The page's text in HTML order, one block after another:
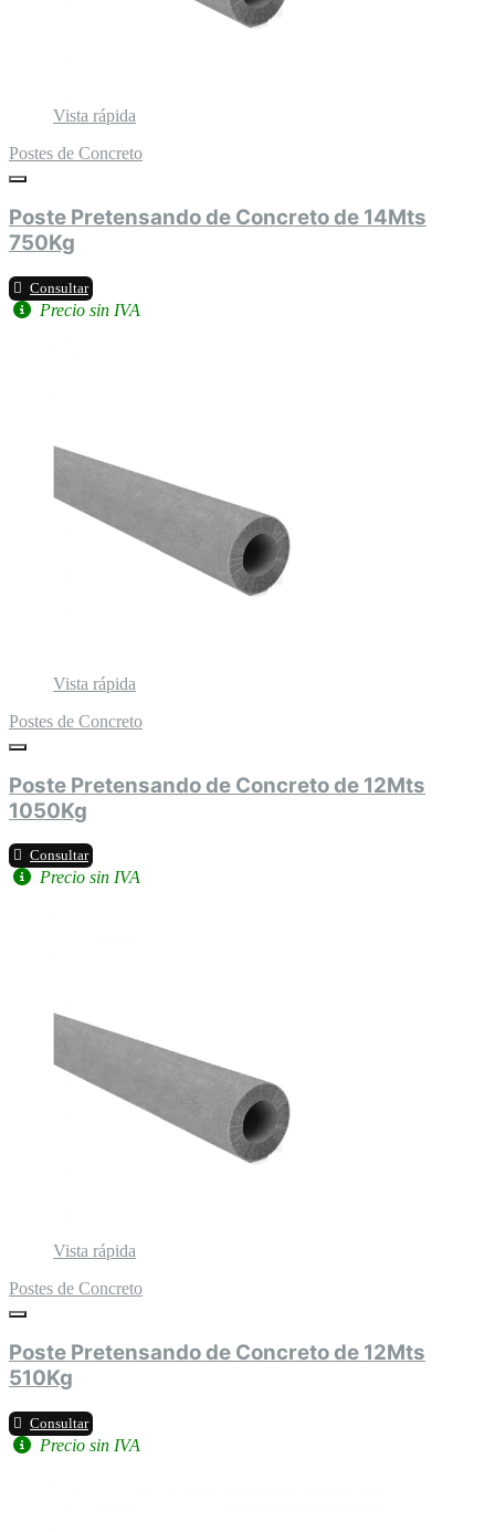
Vista rápida
Postes de Concreto
Poste Pretensando de Concreto de 14Mts
750Kg
Consultar
Precio sin IVA
Vista rápida
Postes de Concreto
Poste Pretensando de Concreto de 12Mts
1050Kg
Consultar
Precio sin IVA
Vista rápida
Postes de Concreto
Poste Pretensando de Concreto de 12Mts
510Kg
Consultar
Precio sin IVA